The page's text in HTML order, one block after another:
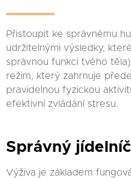
Přistoupit ke správnému
udržitelnými výsledky,
správnou funkci tvého
režim, který zahrnuje
pravidelnou fyzickou
efektivní zvládání stresu.
Správný
Výživa je základem